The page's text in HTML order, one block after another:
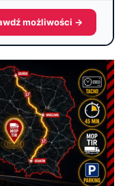
możliwości →